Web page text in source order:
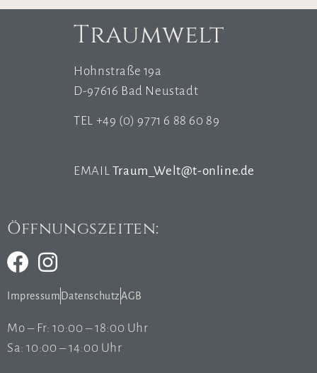
Traumwelt
Hohnstraße 19a
D-97616 Bad Neustadt
TEL +49 (0) 9771 6 88 60 89
EMAIL Traum_Welt@t-online.de
Öffnungszeiten:
ImpressumDatenschutzAGB
Mo – Fr: 10:00 – 18:00 Uhr
Sa: 10:00 – 14:00 Uhr